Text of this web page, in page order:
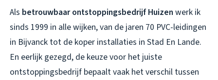
Als betrouwbaar ontstoppingsbedrijf Huizen werk ik
sinds 1999 in alle wijken, van de jaren 70 PVC-leidingen
in Bijvanck tot de koper installaties in Stad En Lande.
En eerlijk gezegd, de keuze voor het juiste
ontstoppingsbedrijf bepaalt vaak het verschil tussen